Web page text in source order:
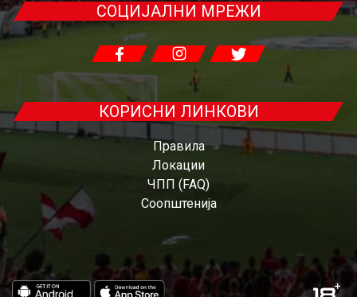
СОЦИЈАЛНИ МРЕЖИ
КОРИСНИ ЛИНКОВИ
Правила
Локации
ЧПП (FAQ)
Соопштенија